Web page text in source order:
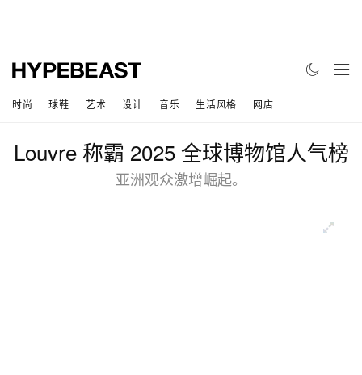
时尚 球鞋 艺术 设计 音乐 生活风格 网店
Louvre 称霸 2025 全球博物馆人气榜
亚洲观众激增崛起。